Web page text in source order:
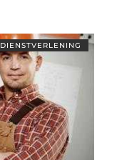
DIENSTVERLENING